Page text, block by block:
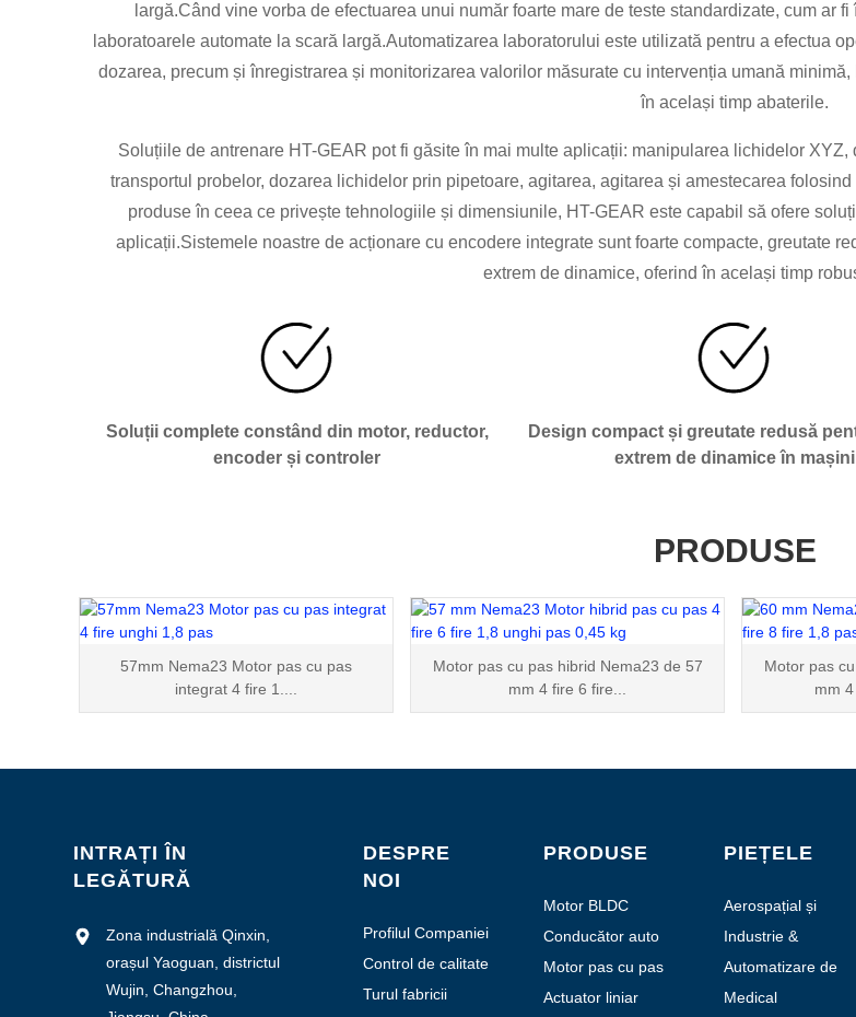
largă.Când vine vorba de efectuarea unui număr foarte mare de teste standardizate, cum ar
laboratoarele automate la scară largă.Automatizarea laboratorului este utilizată pentru a efectua
dozarea, precum și înregistrarea și monitorizarea valorilor măsurate cu intervenția umană
în același timp abaterile.
Soluțiile de antrenare HT-GEAR pot fi găsite în mai multe aplicații: manipularea lichidelor
transportul probelor, dozarea lichidelor prin pipetoare, agitarea, agitarea și amestecarea
produse în ceea ce privește tehnologiile și dimensiunile, HT-GEAR este capabil să ofere
aplicații.Sistemele noastre de acționare cu encodere integrate sunt foarte compacte, greutate
extrem de dinamice, oferind în același timp
Soluții complete constând din motor, reductor,
encoder și controler
Design compact și greutate redusă
extrem de dinamice în mașini
PRODUSE
57mm Nema23 Motor pas cu pas
integrat 4 fire 1....
Motor pas cu pas hibrid Nema23 de 57
mm 4 fire 6 fire...
Motor pas
mm
INTRAȚI ÎN
LEGĂTURĂ
Zona industrială Qinxin,
orașul Yaoguan, districtul
Wujin, Changzhou,
DESPRE
NOI
Profilul Companiei
Control de calitate
Turul fabricii
PRODUSE
Motor BLDC
Conducător auto
Motor pas cu pas
hibrid
Actuator liniar
PIEȚELE
Aerospațial și
Aviație
Industrie &
Automatizare
Automatizare de
laborator
Medical